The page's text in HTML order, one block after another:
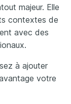
majeur. Elle
contextes de
avec des
à ajouter
votre